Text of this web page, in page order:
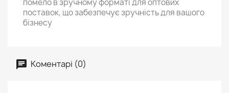
помело в зручному форматі для оптових
поставок, що забезпечує зручність для вашого
бізнесу
Коментарі (0)